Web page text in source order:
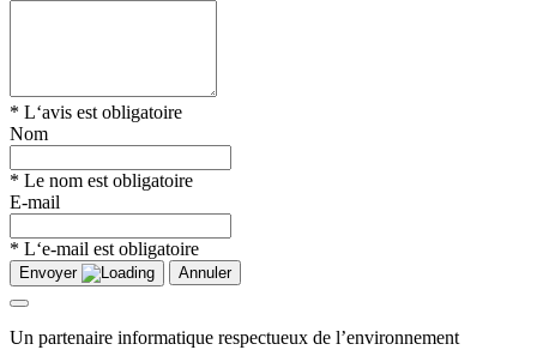
* L‘avis est obligatoire
Nom
* Le nom est obligatoire
E-mail
* L‘e-mail est obligatoire
Envoyer Annuler
Un partenaire informatique respectueux de l’environnement